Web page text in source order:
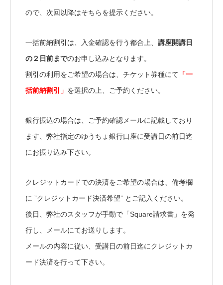
ので、次回以降はそちらを提示ください。
一括前納割引は、入金確認を行う都合上、 講座開講日
の２日前までのお申し込みとなります。
割引の利用をご希望の場合は、チケット券種にて 「一
括前納割引」 を選択の上、ご予約ください。
銀行振込の場合は、ご予約確認メールに記載しており
ます、弊社指定のゆうちょ銀行口座に受講日の前日迄
にお振り込み下さい。
クレジットカードでの決済をご希望の場合は、備考欄
に ”クレジットカード決済希望” とご記入ください。
後日、弊社のスタッフが手動で「Square請求書」を発
行し、メールにてお送りします。
メールの内容に従い、受講日の前日迄にクレジットカ
ード決済を行って下さい。